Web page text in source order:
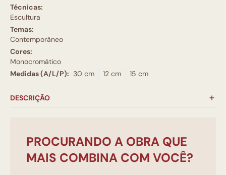
Técnicas:
Escultura
Temas:
Contemporâneo
Cores:
Monocromático
Medidas (A/L/P): 30 cm 12 cm 15 cm
DESCRIÇÃO
PROCURANDO A OBRA QUE
MAIS COMBINA COM VOCÊ?